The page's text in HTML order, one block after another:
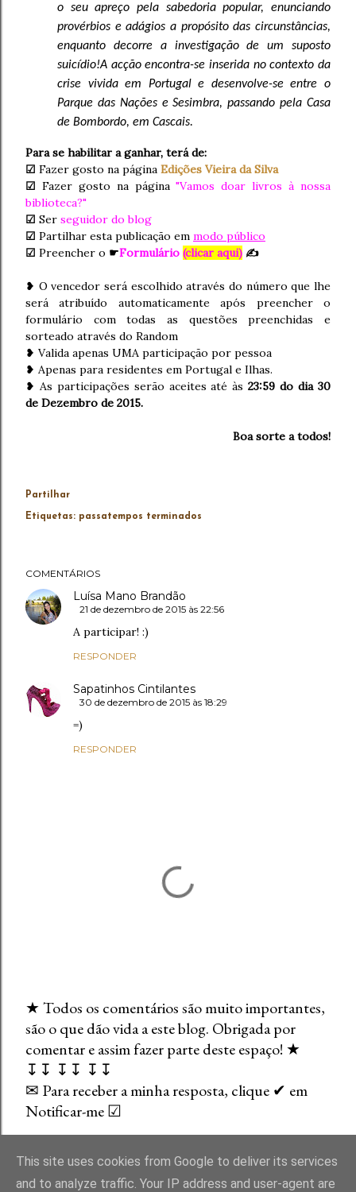
o seu apreço pela sabedoria popular, enunciando
provérbios e adágios a propósito das circunstâncias,
enquanto decorre a investigação de um suposto
suicídio!A acção encontra-se inserida no contexto da
crise vivida em Portugal e desenvolve-se entre o
Parque das Nações e Sesimbra, passando pela Casa
de Bombordo, em Cascais.
Para se habilitar a ganhar, terá de:
☑ Fazer gosto na página Edições Vieira da Silva
☑ Fazer gosto na página"Vamos doar livros à nossa
biblioteca?"
☑ Ser seguidor do blog
☑ Partilhar esta publicação em modo público
☑ Preencher o ☛Formulário (clicar aqui) ✍
❥ O vencedor será escolhido através do número que lhe
será atribuído automaticamente após preencher o
formulário com todas as questões preenchidas e
sorteado através do Random
❥ Valida apenas UMA participação por pessoa
❥ Apenas para residentes em Portugal e Ilhas.
❥ As participações serão aceites até às23:59 do dia 30
de Dezembro de 2015.
Boa sorte a todos!
Partilhar
Etiquetas: passatempos terminados
COMENTÁRIOS
Luísa Mano Brandão
21 de dezembro de 2015 às 22:56
A participar! :)
RESPONDER
Sapatinhos Cintilantes
30 de dezembro de 2015 às 18:29
=)
RESPONDER
E
n
v
i
a
r
u
m
★ Todos os comentários são muito importantes,
são o que dão vida a este blog. Obrigada por
comentar e assim fazer parte deste espaço! ★
↧↧ ↧↧ ↧↧
✉ Para receber a minha resposta, clique ✔ em
Notificar-me ☑
This site uses cookies from Google to deliver its services
and to analyze traffic. Your IP address and user-agent are